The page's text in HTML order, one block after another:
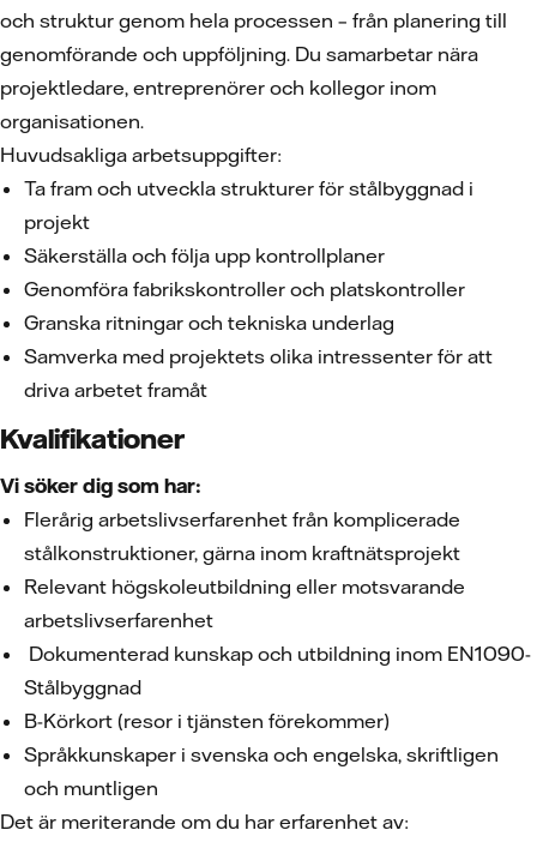
och struktur genom hela processen – från planering till
genomförande och uppföljning. Du samarbetar nära
projektledare, entreprenörer och kollegor inom
organisationen.
Huvudsakliga arbetsuppgifter:
Ta fram och utveckla strukturer för stålbyggnad i
projekt
Säkerställa och följa upp kontrollplaner
Genomföra fabrikskontroller och platskontroller
Granska ritningar och tekniska underlag
Samverka med projektets olika intressenter för att
driva arbetet framåt
Kvalifikationer
Vi söker dig som har:
Flerårig arbetslivserfarenhet från komplicerade
stålkonstruktioner, gärna inom kraftnätsprojekt
Relevant högskoleutbildning eller motsvarande
arbetslivserfarenhet
Dokumenterad kunskap och utbildning inom EN1090-
Stålbyggnad
B-Körkort (resor i tjänsten förekommer)
Språkkunskaper i svenska och engelska, skriftligen
och muntligen
Det är meriterande om du har erfarenhet av: